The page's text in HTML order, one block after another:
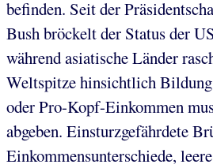
befinden. Seit der
Bush bröckelt der Status der
während asiatische Länder
Weltspitze hinsichtlich
oder Pro-Kopf-Einkommen
abgeben. Einsturzgefährdete
Einkommensunterschiede,